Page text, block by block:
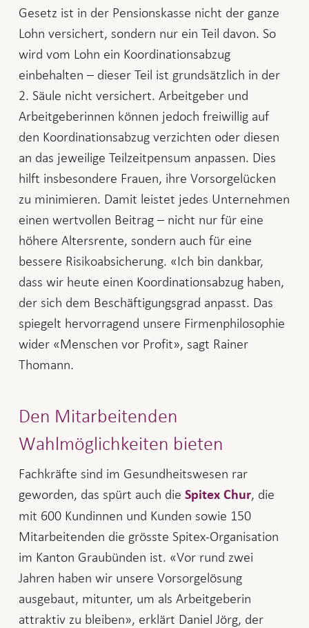
Gesetz ist in der Pensionskasse nicht der ganze
Lohn versichert, sondern nur ein Teil davon. So
wird vom Lohn ein Koordinationsabzug
einbehalten – dieser Teil ist grundsätzlich in der
2. Säule nicht versichert. Arbeitgeber und
Arbeitgeberinnen können jedoch freiwillig auf
den Koordinationsabzug verzichten oder diesen
an das jeweilige Teilzeitpensum anpassen. Dies
hilft insbesondere Frauen, ihre Vorsorgelücken
zu minimieren. Damit leistet jedes Unternehmen
einen wertvollen Beitrag – nicht nur für eine
höhere Altersrente, sondern auch für eine
bessere Risikoabsicherung. «Ich bin dankbar,
dass wir heute einen Koordinationsabzug haben,
der sich dem Beschäftigungsgrad anpasst. Das
spiegelt hervorragend unsere Firmenphilosophie
wider «Menschen vor Profit», sagt Rainer
Thomann.
Den Mitarbeitenden
Wahlmöglichkeiten bieten
Fachkräfte sind im Gesundheitswesen rar
geworden, das spürt auch die Spitex Chur, die
mit 600 Kundinnen und Kunden sowie 150
Mitarbeitenden die grösste Spitex-Organisation
im Kanton Graubünden ist. «Vor rund zwei
Jahren haben wir unsere Vorsorgelösung
ausgebaut, mitunter, um als Arbeitgeberin
attraktiv zu bleiben», erklärt Daniel Jörg, der